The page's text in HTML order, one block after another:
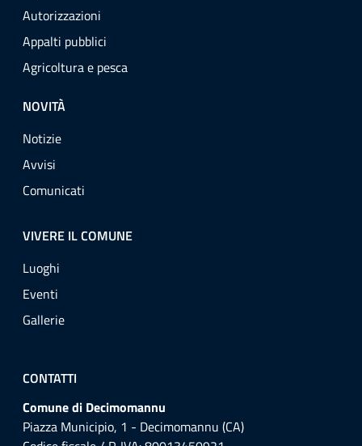
Autorizzazioni
Appalti pubblici
Agricoltura e pesca
NOVITÀ
Notizie
Avvisi
Comunicati
VIVERE IL COMUNE
Luoghi
Eventi
Gallerie
CONTATTI
Comune di Decimomannu
Piazza Municipio, 1 - Decimomannu (CA)